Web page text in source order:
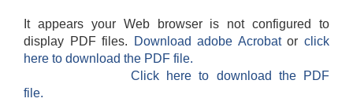
It appears your Web browser is not configured to
display PDF files.
Download adobe Acrobatorclick
here to download the PDF file.
Click here to download the PDF
file.